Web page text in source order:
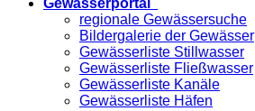
Gewässerportal
regionale Gewässersuche
Bildergalerie der Gewässer
Gewässerliste Stillwasser
Gewässerliste Fließwasser
Gewässerliste Kanäle
Gewässerliste Häfen